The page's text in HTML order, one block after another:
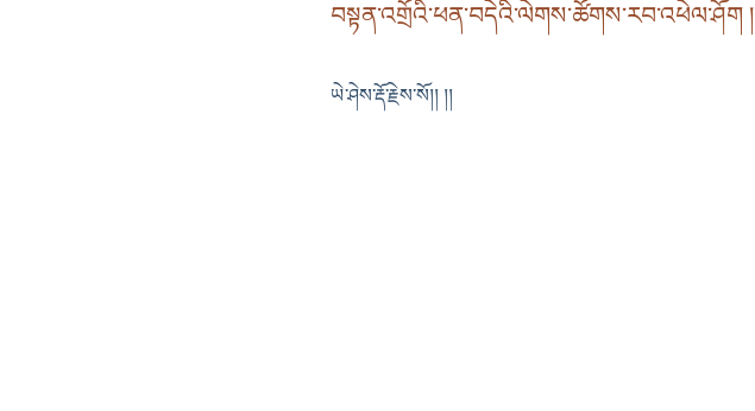
བསྟན་འགྲོའི་ཕན་བདེའི་ལེགས་ཚོགས་རབ་འཕེལ་ཤོག །
ཡེ་ཤེས་རྡོ་རྗེས་སོ།། །།